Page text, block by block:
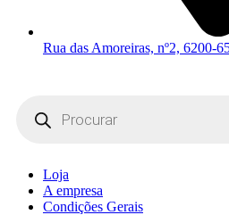
Rua das Amoreiras, nº2, 6200-
search
Loja
A empresa
Condições Gerais